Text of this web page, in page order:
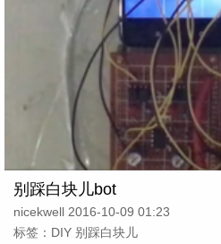
别踩白块儿bot
nicekwell 2016-10-09 01:23
标签：DIY 别踩白块儿